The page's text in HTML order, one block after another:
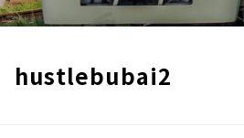
hustlebubai2